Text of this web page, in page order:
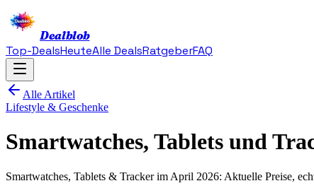
Dealblob
Top-DealsHeuteAlle DealsRatgeberFAQ
Alle Artikel
Lifestyle & Geschenke
Smartwatches, Tablets und
Smartwatches, Tablets & Tracker im April 2026: Aktuelle Preise,